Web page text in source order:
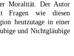
Moralität. Der Autor
Fragen wie diesen
heutzutage in einer
und Nichtgläubige